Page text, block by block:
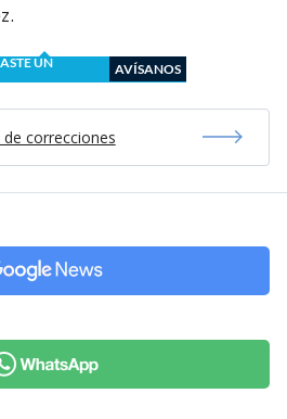
UN
AVÍSANOS
correcciones